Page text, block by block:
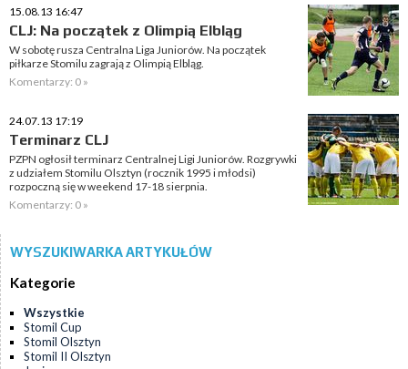
15.08.13 16:47
CLJ: Na początek z Olimpią Elbląg
W sobotę rusza Centralna Liga Juniorów. Na początek
piłkarze Stomilu zagrają z Olimpią Elbląg.
Komentarzy: 0 »
24.07.13 17:19
Terminarz CLJ
PZPN ogłosił terminarz Centralnej Ligi Juniorów. Rozgrywki
z udziałem Stomilu Olsztyn (rocznik 1995 i młodsi)
rozpoczną się w weekend 17-18 sierpnia.
Komentarzy: 0 »
WYSZUKIWARKA ARTYKUŁÓW
Kategorie
Wszystkie
Stomil Cup
Stomil Olsztyn
Stomil II Olsztyn